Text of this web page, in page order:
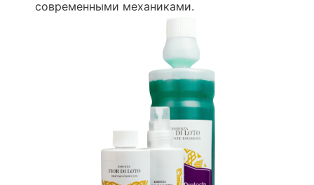
современными механиками.